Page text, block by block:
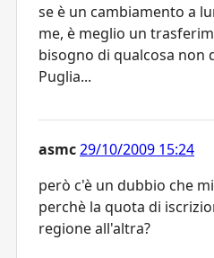
se è un cambiamento a
me, è meglio un
bisogno di qualcosa non
Puglia...
asmc29/10/2009 15:24
però c'è un dubbio che
perchè la quota di
regione all'altra?